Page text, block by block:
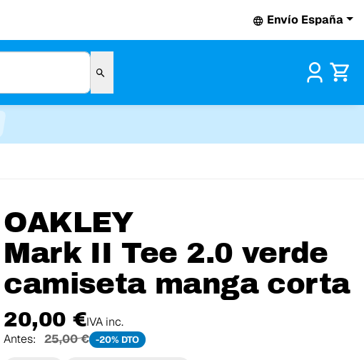
Envío España
OAKLEY
Mark II Tee 2.0 verde
camiseta manga corta
20,00 €IVA inc.
Antes:
25,00 € -20% DTO